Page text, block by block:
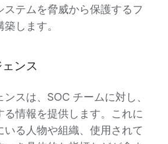
ステムを脅威から保護するフ
します。
ンス
スは、SOC チームに対し、
る情報を提供します。これに
いる人物や組織、使用されて